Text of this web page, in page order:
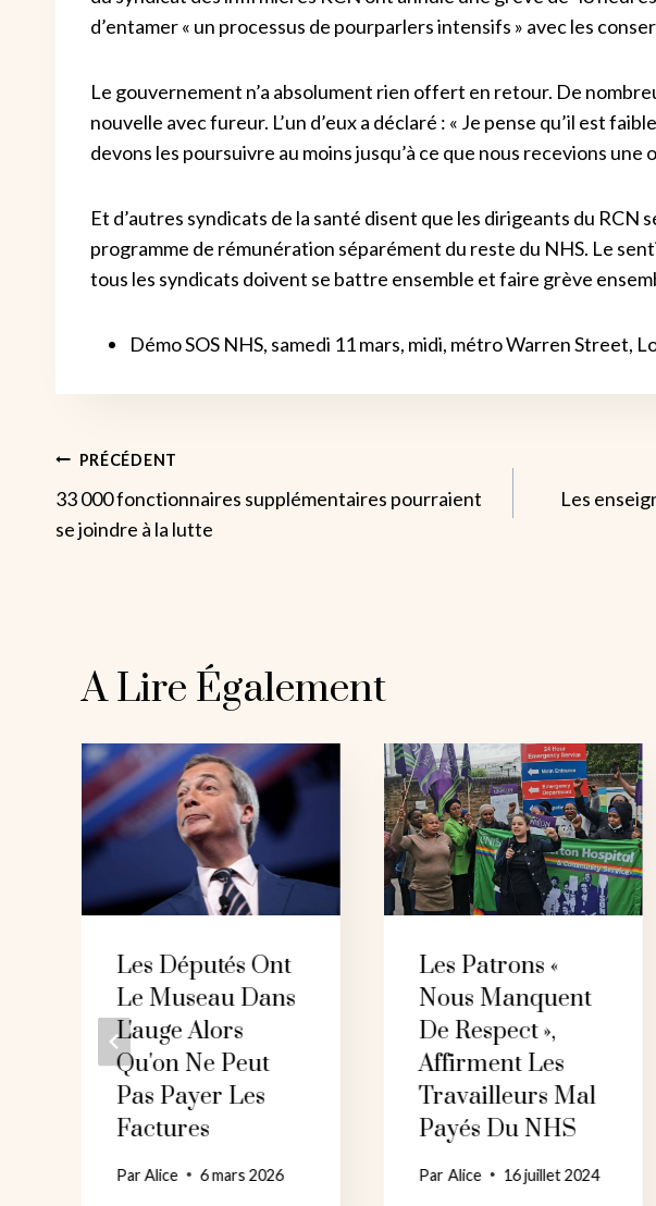
d’entamer « un processus de pourparlers intensifs » avec les
Le gouvernement n’a absolument rien offert en retour. De
nouvelle avec fureur. L’un d’eux a déclaré : « Je pense qu’il est
devons les poursuivre au moins jusqu’à ce que nous recevions une
Et d’autres syndicats de la santé disent que les dirigeants du
programme de rémunération séparément du reste du NHS. Le
tous les syndicats doivent se battre ensemble et faire grève
Démo SOS NHS, samedi 11 mars, midi, métro Warren Street,
Navigation
De
PRÉCÉDENT
33 000 fonctionnaires supplémentaires pourraient
se joindre à la lutte
Les
A Lire Également
Les Députés Ont
Le Museau Dans
L'auge Alors
Qu'on Ne Peut
Pas Payer Les
Factures
ParAlice 6 mars 2026
Les Patrons «
Nous Manquent
De Respect »,
Affirment Les
Travailleurs Mal
Payés Du NHS
ParAlice 16 juillet 2024